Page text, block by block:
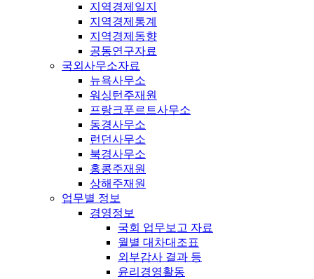
지역경제일지
지역경제통계
지역경제동향
공동연구자료
국외사무소자료
뉴욕사무소
워싱턴주재원
프랑크푸르트사무소
동경사무소
런던사무소
북경사무소
홍콩주재원
상해주재원
업무별 정보
경영정보
국회 업무보고 자료
월별 대차대조표
외부감사 결과 등
윤리경영활동